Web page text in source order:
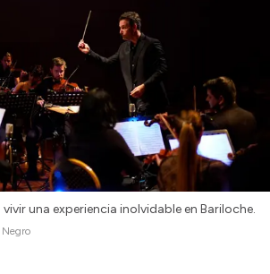
a proveedores
una experiencia inolvidable en Bariloche.
Negro